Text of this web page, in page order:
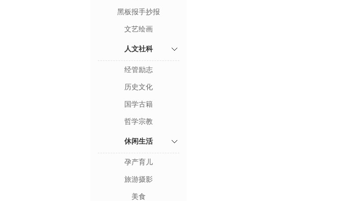
黑板报手抄报
文艺绘画
人文社科
经管励志
历史文化
国学古籍
哲学宗教
休闲生活
孕产育儿
旅游摄影
美食